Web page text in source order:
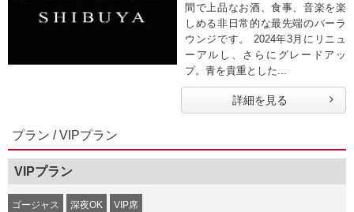
間で上品なお酒、食事、音楽を楽
しめる非日常的な最先端のバーラ
ウンジです。 2024年3月にリニュ
ーアルし、さらにグレードアッ
プ。青を貴重とした...
詳細を見る
プラン / VIPプラン
VIPプラン
ゴージャス 深夜OK VIP席